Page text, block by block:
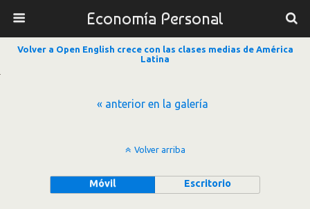
Economía Personal
Volver a Open English crece con las clases medias de América
Latina
« anterior en la galería
Volver arriba
Móvil Escritorio